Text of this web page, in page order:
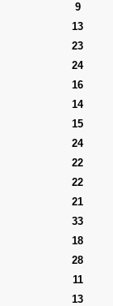
9
13
23
24
16
14
15
24
22
22
21
33
18
28
11
13